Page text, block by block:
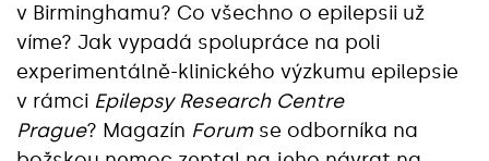
v Birminghamu? Co všechno o epilepsii už
víme? Jak vypadá spolupráce na poli
experimentálně-klinického výzkumu epilepsie
v rámci Epilepsy Research Centre
Prague? Magazín Forum se odborníka na